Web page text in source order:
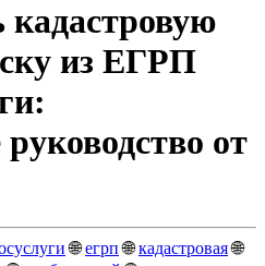
из ЕГРП
от
🌐егрп🌐кадастровая🌐